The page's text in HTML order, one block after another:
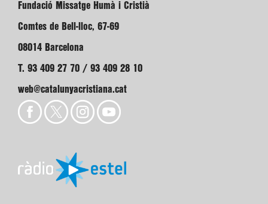
Fundació Missatge Humà i Cristià
Comtes de Bell-lloc, 67-69
08014 Barcelona
T. 93 409 27 70 / 93 409 28 10
web@catalunyacristiana.cat